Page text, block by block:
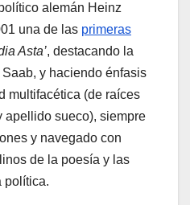
alemán Heinz
una de las primeras
Asta’, destacando la
y haciendo énfasis
multifacética (de raíces
apellido sueco), siempre
y navegado con
de la poesía y las
política.